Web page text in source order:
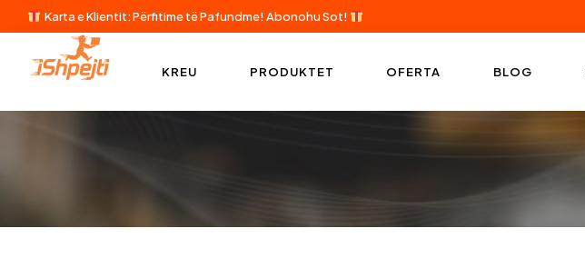
Karta e Klientit: Përfitime të Pafundme! Abonohu Sot!
KREU PRODUKTET OFERTA BLOG